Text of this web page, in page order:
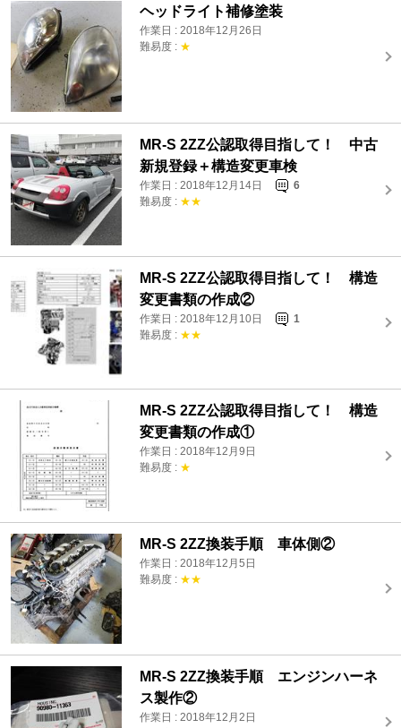
ヘッドライト補修塗装
作業日 : 2018年12月26日
難易度 : ★
MR-S 2ZZ公認取得目指して！ 中古
新規登録＋構造変更車検
作業日 : 2018年12月14日
6
難易度 : ★★
MR-S 2ZZ公認取得目指して！ 構造
変更書類の作成②
作業日 : 2018年12月10日
1
難易度 : ★★
MR-S 2ZZ公認取得目指して！ 構造
変更書類の作成①
作業日 : 2018年12月9日
難易度 : ★
MR-S 2ZZ換装手順 車体側②
作業日 : 2018年12月5日
難易度 : ★★
MR-S 2ZZ換装手順 エンジンハーネ
ス製作②
作業日 : 2018年12月2日